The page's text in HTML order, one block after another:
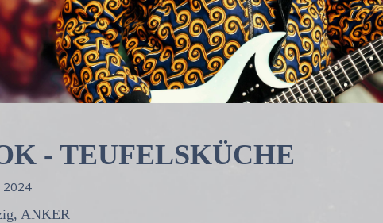
- TEUFELSKÜCHE
2024
ANKER